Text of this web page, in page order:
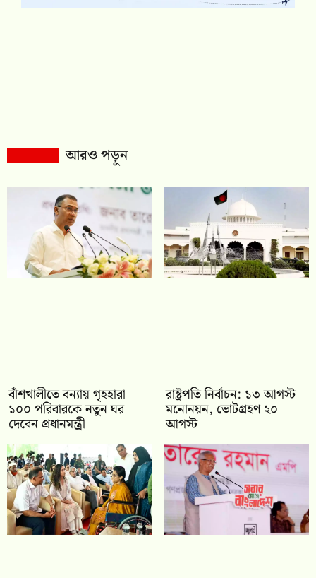
আরও পড়ুন
বাঁশখালীতে বন্যায় গৃহহারা
১০০ পরিবারকে নতুন ঘর
দেবেন প্রধানমন্ত্রী
রাষ্ট্রপতি নির্বাচন: ১৩ আগস্ট
মনোনয়ন, ভোটগ্রহণ ২০
আগস্ট